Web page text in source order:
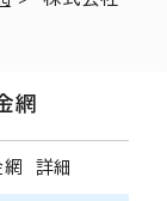
網
網 詳細